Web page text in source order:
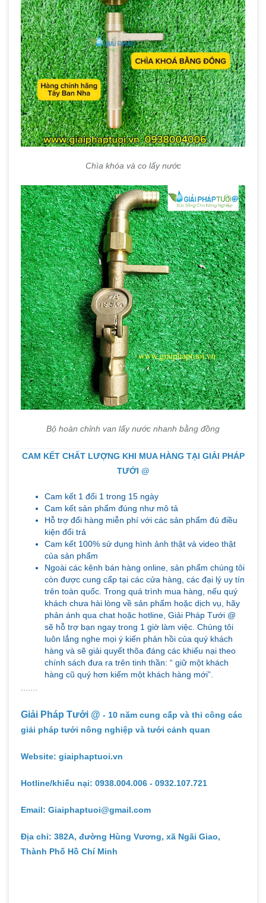
Chìa khóa và co lấy nước
Bộ hoàn chỉnh van lấy nước nhanh bằng đồng
CAM KẾT CHẤT LƯỢNG KHI MUA HÀNG TẠI GIẢI PHÁP
TƯỚI @
Cam kết 1 đổi 1 trong 15 ngày
Cam kết sản phẩm đúng như mô tả
Hỗ trợ đổi hàng miễn phí với các sản phẩm đủ điều
kiện đổi trả
Cam kết 100% sử dụng hình ảnh thật và video thật
của sản phẩm
Ngoài các kênh bán hàng online, sản phẩm chúng tôi
còn được cung cấp tại các cửa hàng, các đại lý uy tín
trên toàn quốc. Trong quá trình mua hàng, nếu quý
khách chưa hài lòng về sản phẩm hoặc dịch vụ, hãy
phản ánh qua chat hoặc hotline, Giải Pháp Tưới @
sẽ hỗ trợ bạn ngay trong 1 giờ làm việc. Chúng tôi
luôn lắng nghe mọi ý kiến phản hồi của quý khách
hàng và sẽ giải quyết thõa đáng các khiếu nại theo
chính sách đưa ra trên tinh thần: “ giữ một khách
hàng cũ quý hơn kiếm một khách hàng mới”.
Giải Pháp Tưới @ - 10 năm cung cấp và thi công các
giải pháp tưới nông nghiệp và tưới cảnh quan
Website: giaiphaptuoi.vn
Hotline/khiếu nại: 0938.004.006 - 0932.107.721
Email: Giaiphaptuoi@gmail.com
Địa chỉ: 382A, đường Hùng Vương, xã Ngãi Giao,
Thành Phố Hồ Chí Minh